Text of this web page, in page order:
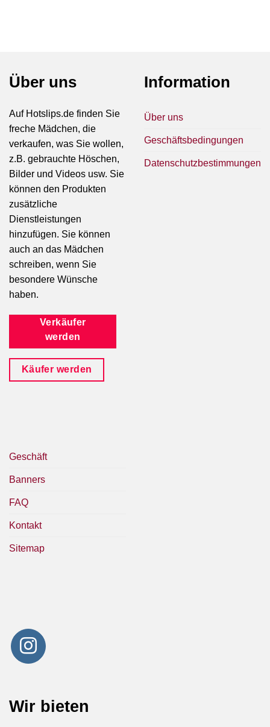
Über uns
Auf Hotslips.de finden Sie
freche Mädchen, die
verkaufen, was Sie wollen,
z.B. gebrauchte Höschen,
Bilder und Videos usw. Sie
können den Produkten
zusätzliche
Dienstleistungen
hinzufügen. Sie können
auch an das Mädchen
schreiben, wenn Sie
besondere Wünsche
haben.
Verkäufer
werden
Käufer werden
Information
Über uns
Geschäftsbedingungen
Datenschutzbestimmungen
Geschäft
Banners
FAQ
Kontakt
Sitemap
Wir bieten